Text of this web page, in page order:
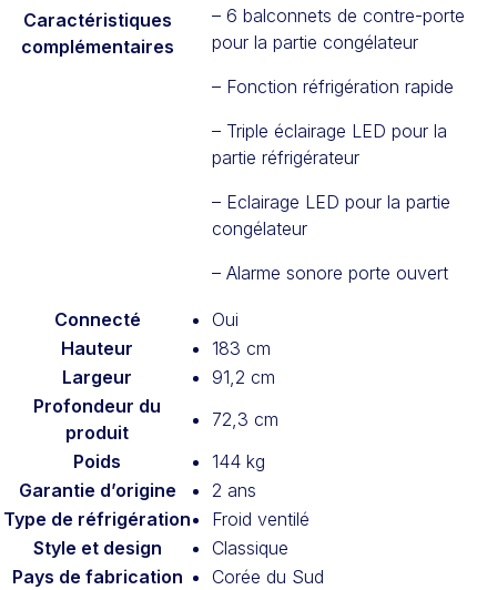
Caractéristiques
complémentaires
– 6 balconnets de contre-porte
pour la partie congélateur
– Fonction réfrigération rapide
– Triple éclairage LED pour la
partie réfrigérateur
– Eclairage LED pour la partie
congélateur
– Alarme sonore porte ouvert
Connecté
Oui
Hauteur
183 cm
Largeur
91,2 cm
Profondeur du
produit
72,3 cm
Poids
144 kg
Garantie d’origine
2 ans
Type de réfrigération
Froid ventilé
Style et design
Classique
Pays de fabrication
Corée du Sud